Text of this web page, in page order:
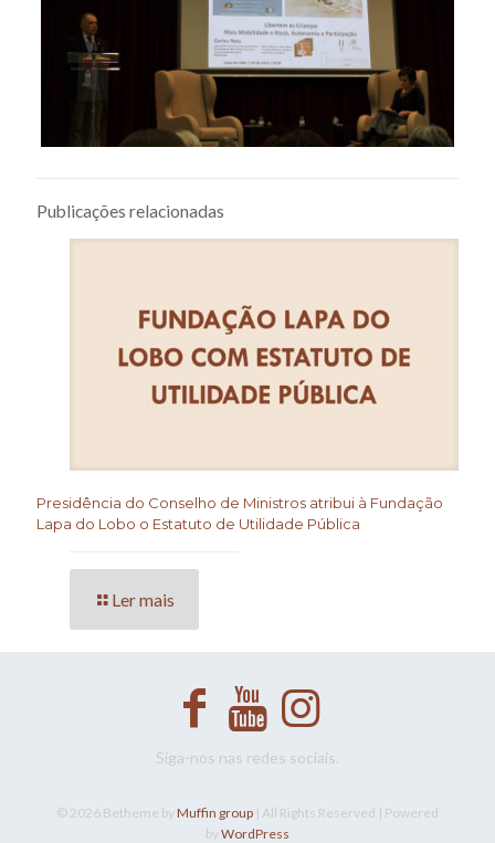
Publicações relacionadas
Presidência do Conselho de Ministros atribui à Fundação
Lapa do Lobo o Estatuto de Utilidade Pública
Ler mais
Siga-nos nas redes sociais.
© 2026 Betheme byMuffin group | All Rights Reserved | Powered
byWordPress